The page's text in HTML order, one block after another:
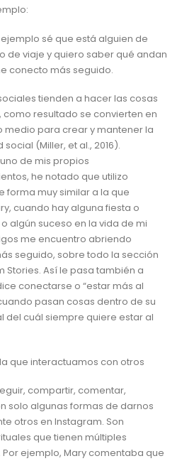
sé que está alguien de
de viaje y quiero saber qué andan
conecto más seguido.
tienden a hacer las cosas
como resultado se convierten en
medio para crear y mantener la
(Miller, et al., 2016).
de mis propios
he notado que utilizo
forma muy similar a la que
cuando hay alguna fiesta o
algún suceso en la vida de mi
me encuentro abriendo
seguido, sobre todo la sección
Stories. Así le pasa también a
conectarse o “estar más al
pasan cosas dentro de su
del cuál siempre quiere estar al
que interactuamos con otros
compartir, comentar,
solo algunas formas de darnos
otros en Instagram. Son
que tienen múltiples
Por ejemplo, Mary comentaba que